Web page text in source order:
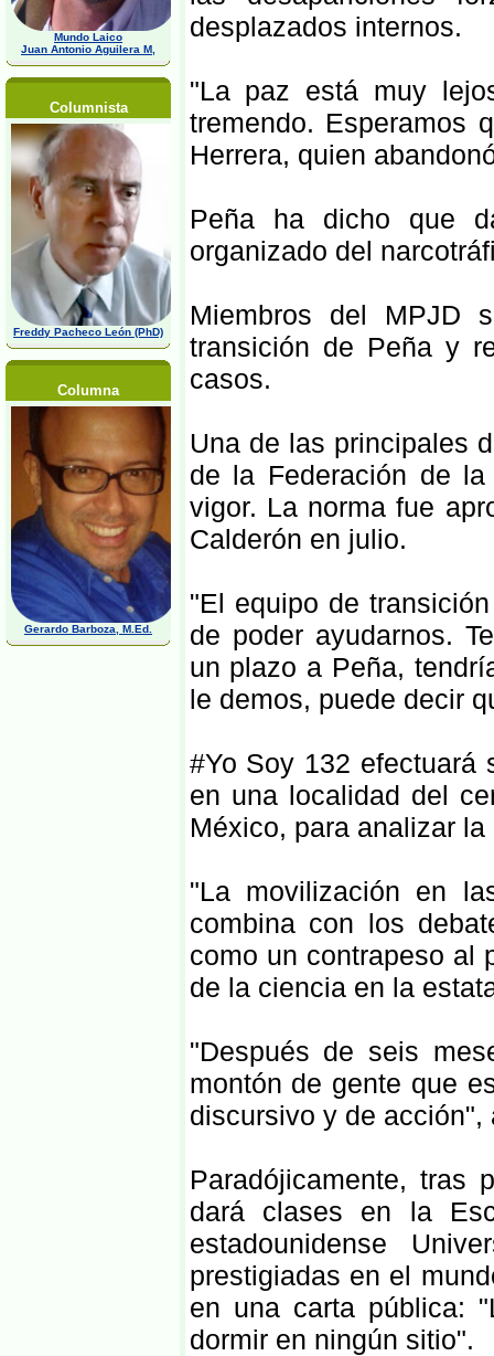
Mundo Laico
Juan Antonio Aguilera M,
Columnista
Freddy Pacheco León (PhD)
Columna
Gerardo Barboza, M.Ed.
desplazados internos.
"La paz está muy
tremendo. Esperamos
Herrera, quien
Peña ha dicho que
organizado del
Miembros del MPJD
transición de Peña y
casos.
Una de las principales
de la Federación de
vigor. La norma fue
Calderón en julio.
"El equipo de
de poder ayudarnos.
un plazo a Peña,
le demos, puede decir
#Yo Soy 132
en una localidad del
México, para analizar
"La movilización en
combina con los
como un contrapeso al
de la ciencia en la
"Después de seis
montón de gente que
discursivo y de acción",
Paradójicamente, tras
dará clases en la
estadounidense
prestigiadas en el
en una carta pública:
dormir en ningún sitio".